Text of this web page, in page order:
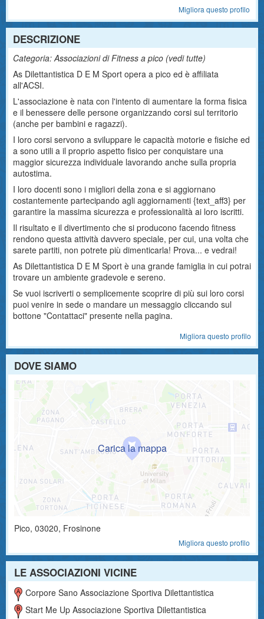
Migliora questo profilo
DESCRIZIONE
Categoria: Associazioni di Fitness a pico (vedi tutte)
As Dilettantistica D E M Sport opera a pico ed è affiliata
all'ACSI.
L'associazione è nata con l'intento di aumentare la forma fisica
e il benessere delle persone organizzando corsi sul territorio
(anche per bambini e ragazzi).
I loro corsi servono a sviluppare le capacità motorie e fisiche ed
a sono utili a il proprio aspetto fisico per conquistare una
maggior sicurezza individuale lavorando anche sulla propria
autostima.
I loro docenti sono i migliori della zona e si aggiornano
costantemente partecipando agli aggiornamenti {text_aff3} per
garantire la massima sicurezza e professionalità ai loro iscritti.
Il risultato e il divertimento che si producono facendo fitness
rendono questa attività davvero speciale, per cui, una volta che
sarete partiti, non potrete più dimenticarla! Prova... e vedrai!
As Dilettantistica D E M Sport è una grande famiglia in cui potrai
trovare un ambiente gradevole e sereno.
Se vuoi iscriverti o semplicemente scoprire di più sui loro corsi
puoi venire in sede o mandare un messaggio cliccando sul
bottone "Contattaci" presente nella pagina.
Migliora questo profilo
DOVE SIAMO
Pico, 03020, Frosinone
Migliora questo profilo
LE ASSOCIAZIONI VICINE
Corpore Sano Associazione Sportiva Dilettantistica
Start Me Up Associazione Sportiva Dilettantistica